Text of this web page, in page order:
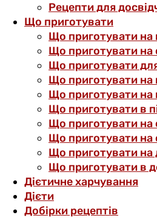
Рецепти для
Що приготувати
Що приготувати на
Що приготувати на
Що приготувати
Що приготувати на
Що приготувати на
Що приготувати в
Що приготувати на
Що приготувати на
Що приготувати
Що приготувати в
Дієтичне харчування
Дієти
Добірки рецептів